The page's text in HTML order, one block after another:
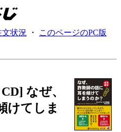
文状況 ・ このページのPC版
なぜ、
けてしま